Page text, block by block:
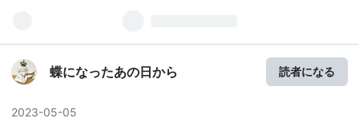
蝶になったあの日から 読者になる
2023-05-05